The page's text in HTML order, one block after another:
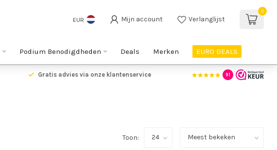
EUR Mijn account Verlanglijst
0
Podium Benodigdheden Deals Merken EURO DEALS
Gratis advies via onze klantenservice 9.1
Toon: